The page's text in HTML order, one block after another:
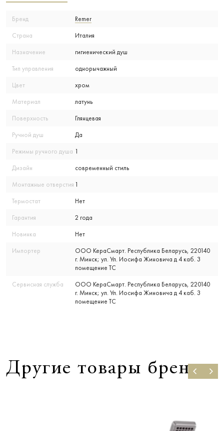
Бренд Remer
Страна Италия
Назначение гигиенический душ
Тип управления однорычажный
Цвет хром
Материал латунь
Поверхность Глянцевая
Ручной душ Да
Режимы ручного душа 1
Дизайн современный стиль
Монтажные отверстия 1
Термостат Нет
Гарантия 2 года
Новинка Нет
Импортер
ООО КераСмарт. Республика Беларусь, 220140
г. Минск; ул. Ул. Иосифа Жиновича д 4 каб. 3
помещение ТС
Сервисная служба
ООО КераСмарт. Республика Беларусь, 220140
г. Минск; ул. Ул. Иосифа Жиновича д 4 каб. 3
помещение ТС
Другие товары бренда